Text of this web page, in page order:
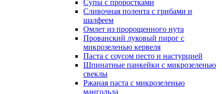
Супы с проростками
Сливочная полента с грибами и
шалфеем
Омлет из пророщенного нута
Прованский луковый пирог с
микрозеленью кервеля
Паста с соусом песто и настурцией
Шпинатные панкейки с микрозеленью
свеклы
Ржаная паста с микрозеленью
мангольда